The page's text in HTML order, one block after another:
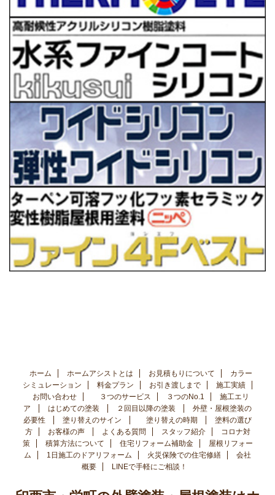
ホーム ホームアシストとは お見積もりについて
カラー
シミュレーション
料金プラン お引き渡しまで
施工実績
お問い合わせ
３つのサービス ３つのNo.1
施工エリ
ア
はじめての塗装 ２回目以降の塗装
外壁・屋根塗装の
必要性
塗り替えのサイン 塗り替えの時期
塗料の選び
方
お客様の声 よくある質問 スタッフ紹介
コロナ対
策
積算方法について 住宅リフォーム補助金
屋根リフォー
ム
1日施工のドアリフォーム 火災保険での住宅修繕
会社
概要
LINEで手軽にご相談！